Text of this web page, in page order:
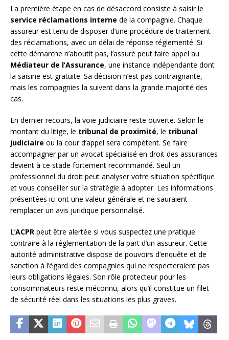
La première étape en cas de désaccord consiste à saisir le
service réclamations interne de la compagnie. Chaque
assureur est tenu de disposer d’une procédure de traitement
des réclamations, avec un délai de réponse réglementé. Si
cette démarche n’aboutit pas, l’assuré peut faire appel au
Médiateur de l’Assurance, une instance indépendante dont
la saisine est gratuite. Sa décision n’est pas contraignante,
mais les compagnies la suivent dans la grande majorité des
cas.
En dernier recours, la voie judiciaire reste ouverte. Selon le
montant du litige, le tribunal de proximité, le tribunal
judiciaire ou la cour d’appel sera compétent. Se faire
accompagner par un avocat spécialisé en droit des assurances
devient à ce stade fortement recommandé. Seul un
professionnel du droit peut analyser votre situation spécifique
et vous conseiller sur la stratégie à adopter. Les informations
présentées ici ont une valeur générale et ne sauraient
remplacer un avis juridique personnalisé.
L’ACPR peut être alertée si vous suspectez une pratique
contraire à la réglementation de la part d’un assureur. Cette
autorité administrative dispose de pouvoirs d’enquête et de
sanction à l’égard des compagnies qui ne respecteraient pas
leurs obligations légales. Son rôle protecteur pour les
consommateurs reste méconnu, alors qu’il constitue un filet
de sécurité réel dans les situations les plus graves.